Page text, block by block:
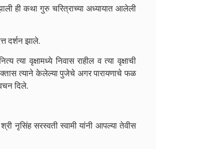
झाली ही कथा गुरु चरित्राच्या अध्यायात आलेली
दर्शन झाले.
त्या वृक्षामध्ये निवास राहील व त्या वृक्षाची
त्याने केलेल्या पुजेचे अगर पारायणाचे फळ
दिले.
नृसिंह सरस्वती स्वामी यांनी आपल्या तेवीस